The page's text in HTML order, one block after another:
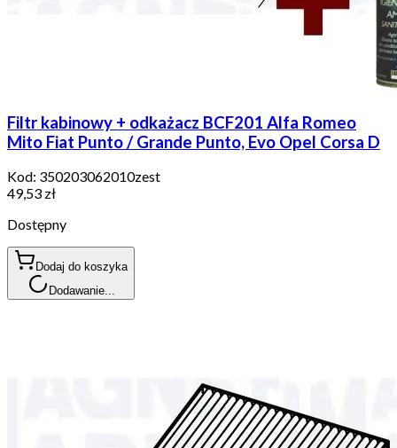
Filtr kabinowy + odkażacz BCF201 Alfa Romeo
Mito Fiat Punto / Grande Punto, Evo Opel Corsa D
Kod: 350203062010zest
49,53 zł
Dostępny
Dodaj do koszyka
Dodawanie...